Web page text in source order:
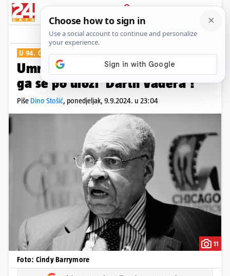
PRIJAVA
Show
U 94. GODINI
Umro je James Earl Jones, pamti
ga se po ulozi 'Darth Vadera'!
Piše Dino Stošić, ponedjeljak, 9.9.2024. u 23:04
11
Foto: Cindy Barrymore